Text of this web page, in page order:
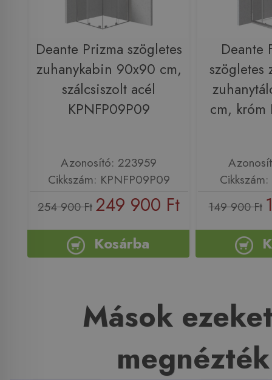
Deante Prizma szögletes
zuhanykabin 90x90 cm,
szálcsiszolt acél
KPNFP09P09
Azonosító: 223959
Cikkszám: KPNFP09P09
254 900 Ft 249 900 Ft
Kosárba
Deante
szögletes
cm, króm
149 900 Ft
Mások
megnézték